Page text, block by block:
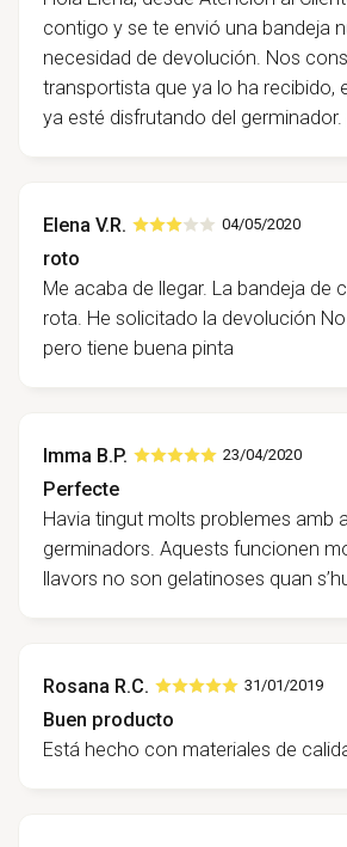
contigo y se te envió una bandeja
necesidad de devolución. Nos
transportista que ya lo ha recibido,
ya esté disfrutando del germinador.
Elena V.R. 04/05/2020
roto
Me acaba de llegar. La bandeja de
rota. He solicitado la devolución
pero tiene buena pinta
Imma B.P. 23/04/2020
Perfecte
Havia tingut molts problemes amb
germinadors. Aquests funcionen
llavors no son gelatinoses quan
Rosana R.C. 31/01/2019
Buen producto
Está hecho con materiales de